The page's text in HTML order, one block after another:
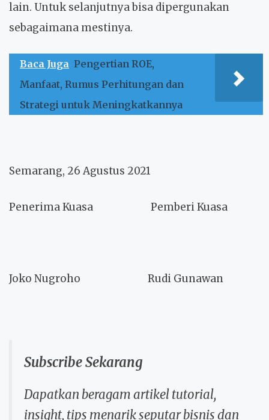
lain. Untuk selanjutnya bisa dipergunakan
sebagaimana mestinya.
Baca Juga Pengertian ROE,
Manfaat, Rumus Perhitungan dan
Strategi untuk Meningkatkannya
Semarang, 26 Agustus 2021
Penerima Kuasa Pemberi Kuasa
Joko Nugroho Rudi Gunawan
Subscribe Sekarang
Dapatkan beragam artikel tutorial,
insight, tips menarik seputar bisnis dan